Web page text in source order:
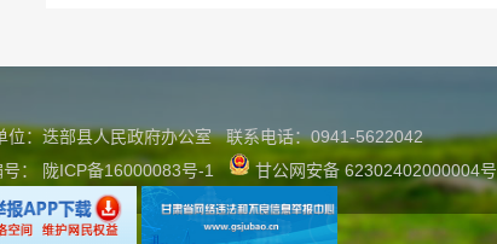
位：迭部县人民政府办公室联系电话：0941-5622042
： 陇ICP备16000083号-1 甘公网安备 62302402000004号